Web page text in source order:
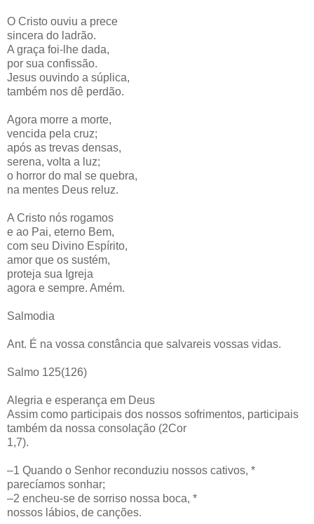
O Cristo ouviu a prece
sincera do ladrão.
A graça foi-lhe dada,
por sua confissão.
Jesus ouvindo a súplica,
também nos dê perdão.
Agora morre a morte,
vencida pela cruz;
após as trevas densas,
serena, volta a luz;
o horror do mal se quebra,
na mentes Deus reluz.
A Cristo nós rogamos
e ao Pai, eterno Bem,
com seu Divino Espírito,
amor que os sustém,
proteja sua Igreja
agora e sempre. Amém.
Salmodia
Ant. É na vossa constância que salvareis vossas vidas.
Salmo 125(126)
Alegria e esperança em Deus
Assim como participais dos nossos sofrimentos, participais
também da nossa consolação (2Cor
1,7).
–1 Quando o Senhor reconduziu nossos cativos, *
parecíamos sonhar;
–2 encheu-se de sorriso nossa boca, *
nossos lábios, de canções.